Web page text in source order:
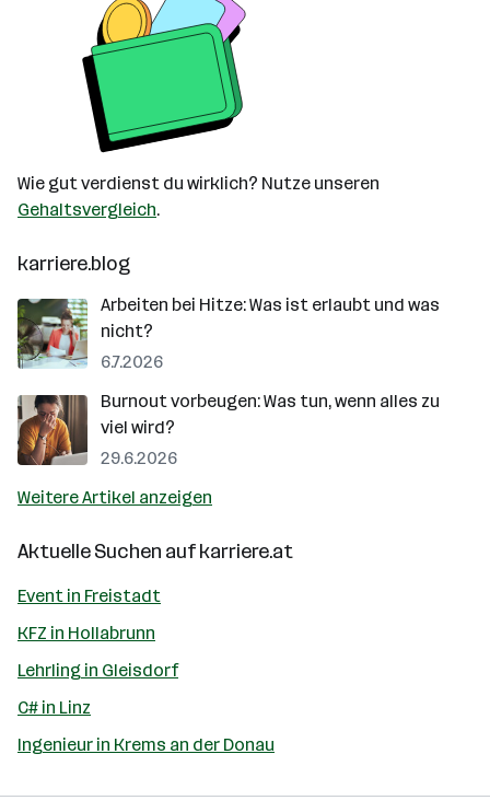
Wie gut verdienst du wirklich? Nutze unseren
Gehaltsvergleich.
karriere.blog
Arbeiten bei Hitze: Was ist erlaubt und was
nicht?
6.7.2026
Burnout vorbeugen: Was tun, wenn alles zu
viel wird?
29.6.2026
Weitere Artikel anzeigen
Aktuelle Suchen aufkarriere.at
Event in Freistadt
KFZ in Hollabrunn
Lehrling in Gleisdorf
C# in Linz
Ingenieur in Krems an der Donau